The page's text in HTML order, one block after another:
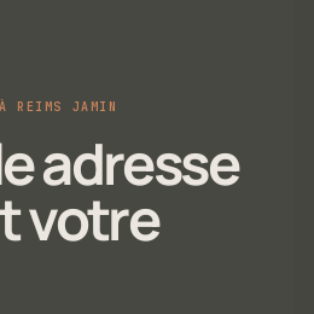
REIMS JAMIN
adresse
votre